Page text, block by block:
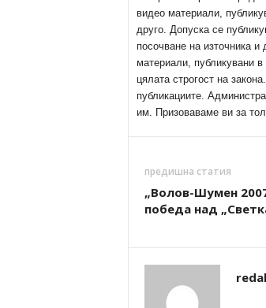
видео материали,
друго. Допуска се
посочване на източника
материали, публикувани
цялата строгост на
публикациите.
им. Призоваваме ви за
предишна статия
„Волов-Шумен
победа над